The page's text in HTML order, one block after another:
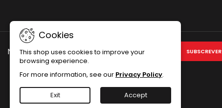
Cookies
This shop uses cookies to improve your
browsing experience.
For more information, see our Privacy Policy.
Exit Accept
NEWSLETTER